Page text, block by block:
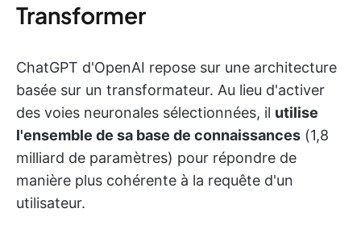
Transformer
ChatGPT d'OpenAI repose sur une architecture
basée sur un transformateur. Au lieu d'activer
des voies neuronales sélectionnées, il utilise
l'ensemble de sa base de connaissances (1,8
milliard de paramètres) pour répondre de
manière plus cohérente à la requête d'un
utilisateur.